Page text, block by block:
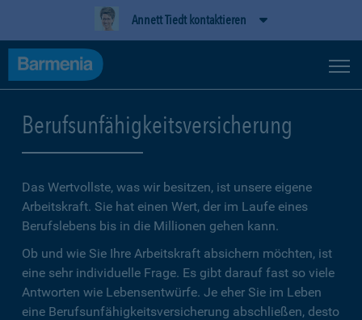
Annett Tiedt kontaktieren
Berufsunfähigkeitsversicherung
Das Wertvollste, was wir besitzen, ist unsere eigene
Arbeitskraft. Sie hat einen Wert, der im Laufe eines
Berufslebens bis in die Millionen gehen kann.
Ob und wie Sie Ihre Arbeitskraft absichern möchten, ist
eine sehr individuelle Frage. Es gibt darauf fast so viele
Antworten wie Lebensentwürfe. Je eher Sie im Leben
eine Berufsunfähigkeitsversicherung abschließen, desto